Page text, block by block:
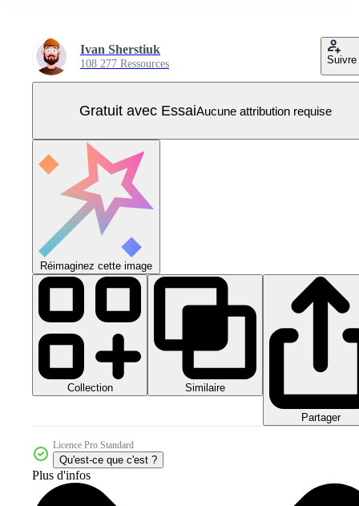
Ivan Sherstiuk
108 277 Ressources Suivre
Gratuit avec EssaiAucune attribution requise
Réimaginez cette image
Collection Similaire
Partager
Licence Pro Standard
Qu'est-ce que c'est ?
Plus d'infos